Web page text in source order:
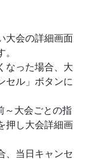
大会の詳細画面
なった場合、大
セル」ボタンに
～大会ごとの指
押し大会詳細画
、当日キャンセ